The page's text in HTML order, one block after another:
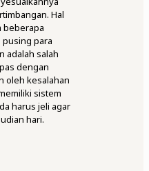
Hal
beberapa
para
adalah salah
dengan
oleh kesalahan
sistem
harus jeli agar
hari.